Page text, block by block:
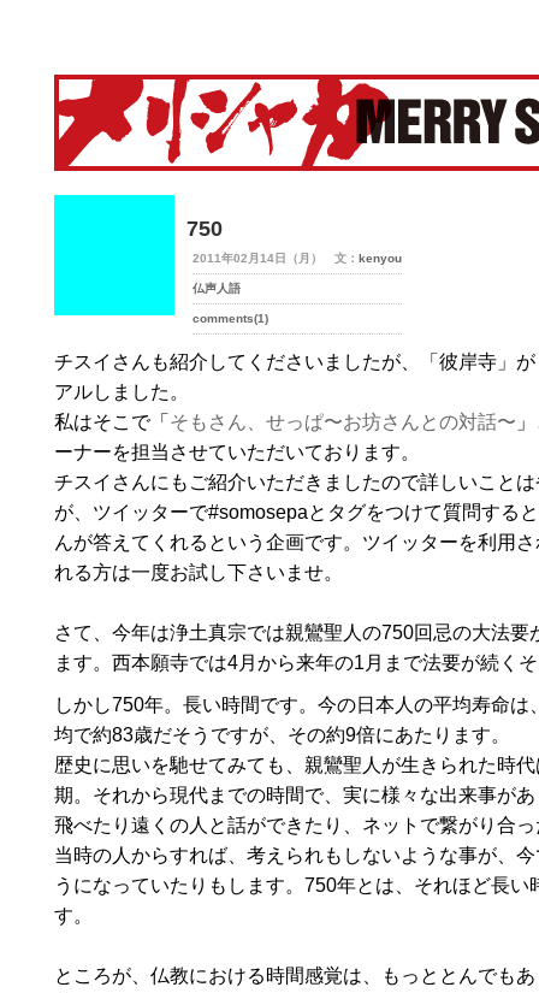
750
2011年02月14日（月） 文： kenyou
仏声人語
comments(1)
チスイさんも紹介してくださいましたが、「彼岸寺」
アルしました。
私はそこで「そもさん、せっぱ〜お坊さんとの対話〜
ーナーを担当させていただいております。
チスイさんにもご紹介いただきましたので詳しいこと
が、ツイッターで#somosepaとタグをつけて質問する
んが答えてくれるという企画です。ツイッターを利用
れる方は一度お試し下さいませ。
さて、今年は浄土真宗では親鸞聖人の750回忌の大法要
ます。西本願寺では4月から来年の1月まで法要が続く
しかし750年。長い時間です。今の日本人の平均寿命は
均で約83歳だそうですが、その約9倍にあたります。
歴史に思いを馳せてみても、親鸞聖人が生きられた時
期。それから現代までの時間で、実に様々な出来事が
飛べたり遠くの人と話ができたり、ネットで繋がり合
当時の人からすれば、考えられもしないような事が、
うになっていたりもします。750年とは、それほど長い
す。
ところが、仏教における時間感覚は、もっととんでも